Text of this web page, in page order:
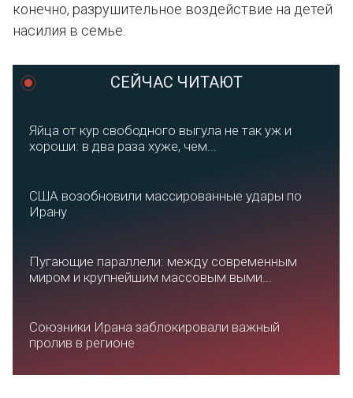
конечно, разрушительное воздействие на детей
насилия в семье.
СЕЙЧАС ЧИТАЮТ
Яйца от кур свободного выгула не так уж и
хороши: в два раза хуже, чем...
США возобновили массированные удары по
Ирану
Пугающие параллели: между современным
миром и крупнейшим массовым выми...
Союзники Ирана заблокировали важный
пролив в регионе